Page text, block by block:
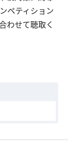
ペティション
わせて聴取く